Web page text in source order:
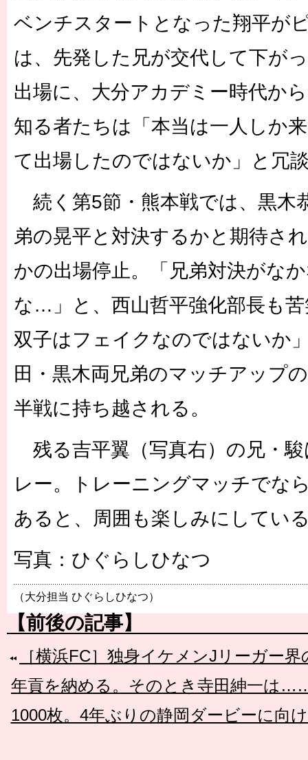
ベンチスタートとなった翔平が
は、先発した兄が交代して下が
出場に、大分アカデミー時代か
知る者たちは「本当は一人しか
て出場したのではないか」と冗
続く第5節・熊本戦では、黒木
弟の晃平と対決するかと期待さ
かの出場停止。「兄弟対決がな
な…」と、西山哲平強化部長も
双子はフェイクなのではないか
田・黒木両兄弟のマッチアップ
半戦に持ち越される。
残る吉平翼（写真右）の兄・
レー。トレーニングマッチでな
あると、周囲も楽しみにしてい
写真：ひぐらしひなつ
（大分担当 ひぐらしひなつ）
【前後の記事】
［横浜FC］独身イケメンJリーガー
年貢を納める。そのとき寺田紳一は
1000枚。4年ぶりの静岡ダービーに向